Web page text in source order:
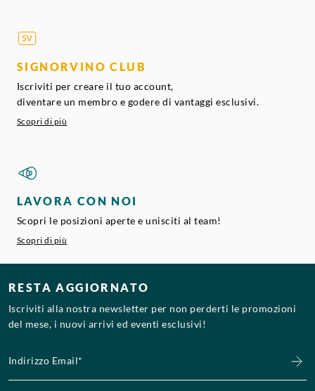
SIGNORVINO CLUB
Iscriviti per creare il tuo account,
diventare un membro e godere di vantaggi esclusivi.
Scopri di più
LAVORA CON NOI
Scopri le posizioni aperte e unisciti al team!
Scopri di più
RESTA AGGIORNATO
Iscriviti alla nostra newsletter per non perderti le promozioni
del mese, i nuovi arrivi ed eventi esclusivi!